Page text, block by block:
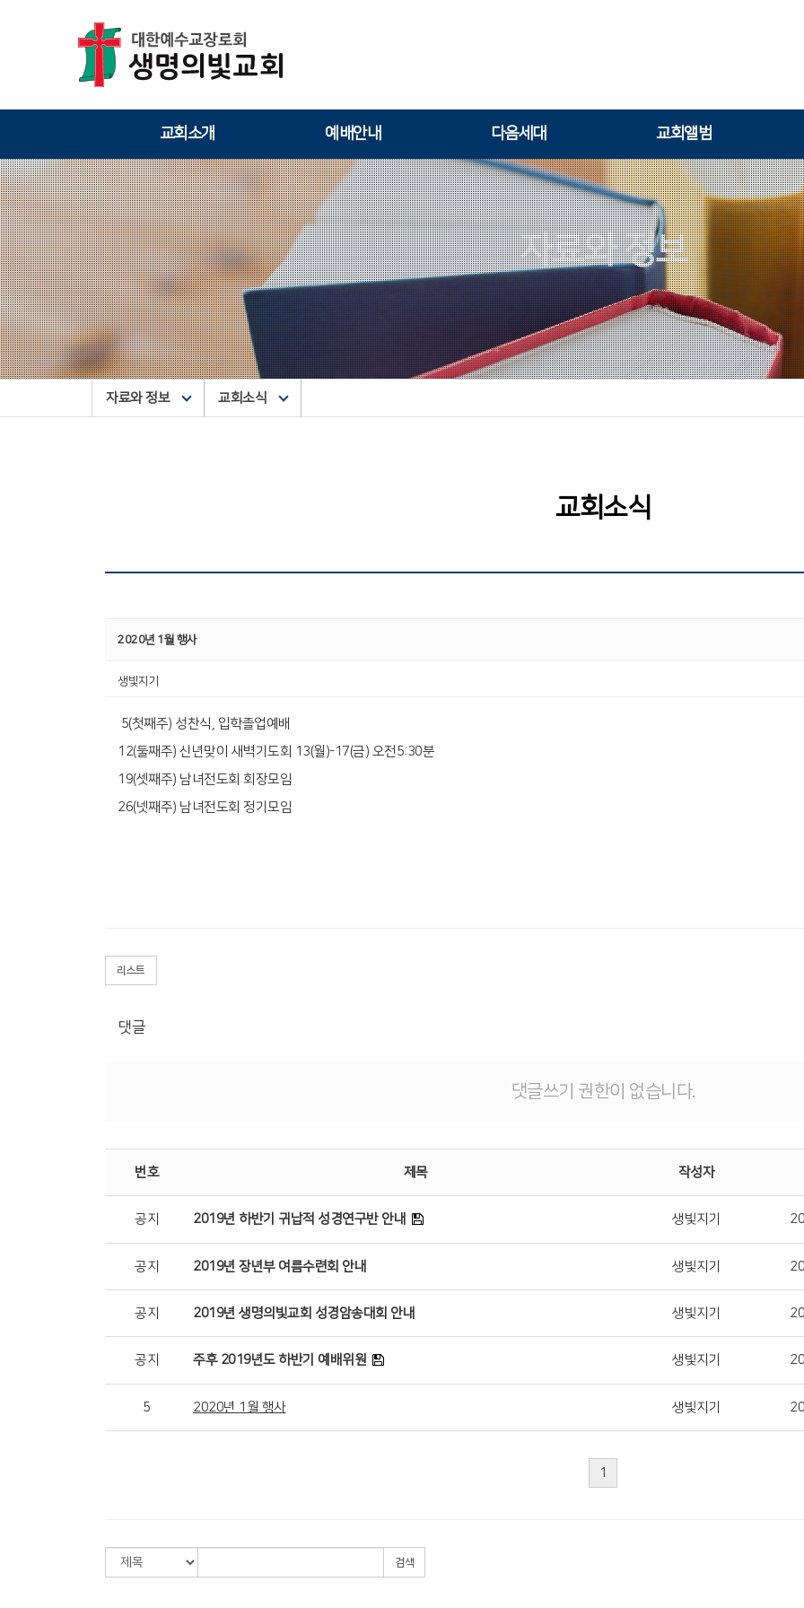
교회소개 예배안내 다음세대 교회앨범
자료와 정보
자료와 정보 교회소식
교회소식
2020년 1월 행사
생빛지기
5(첫째주) 성찬식, 입학졸업예배
12(둘째주) 신년맞이 새벽기도회 13(월)-17(금) 오전5:30분
19(셋째주) 남녀전도회 회장모임
26(넷째주) 남녀전도회 정기모임
리스트
댓글
댓글쓰기 권한이 없습니다.
번호 제목 작성자
공지 2019년 하반기 귀납적 성경연구반 안내 생빛지기
공지 2019년 장년부 여름수련회 안내 생빛지기
공지 2019년 생명의빛교회 성경암송대회 안내 생빛지기
공지 주후 2019년도 하반기 예배위원 생빛지기
5 2020년 1월 행사 생빛지기
1
검색